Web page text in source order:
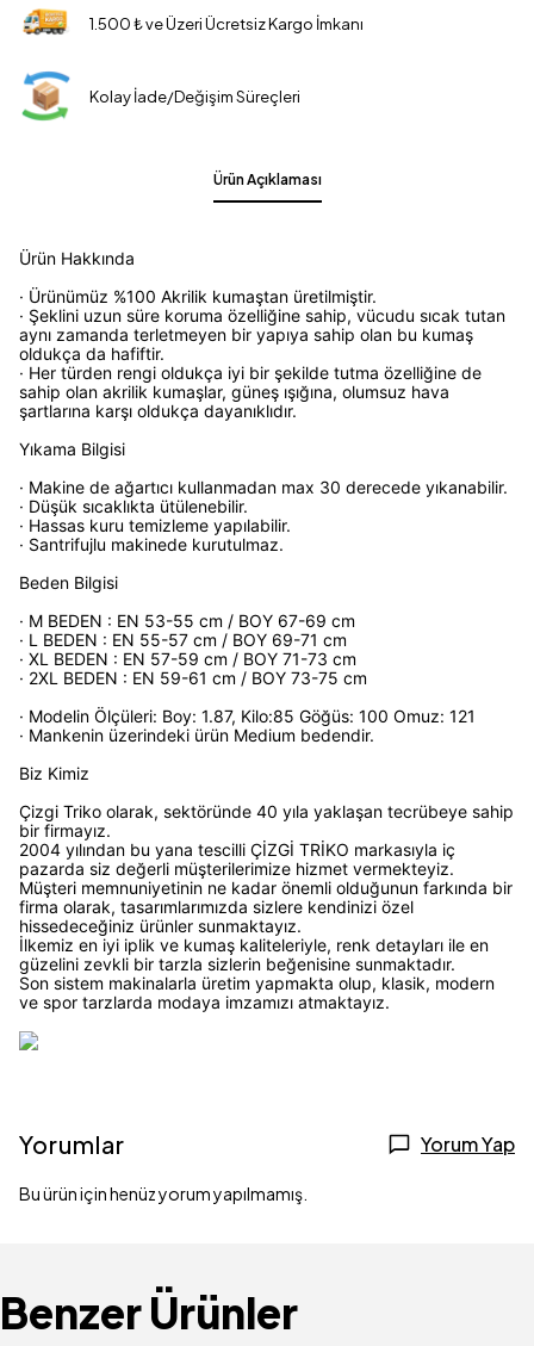
1.500 ₺ ve Üzeri Ücretsiz Kargo İmkanı
Kolay İade/Değişim Süreçleri
Ürün Açıklaması
Ürün Hakkında
· Ürünümüz %100 Akrilik kumaştan üretilmiştir.
· Şeklini uzun süre koruma özelliğine sahip, vücudu sıcak tutan
aynı zamanda terletmeyen bir yapıya sahip olan bu kumaş
oldukça da hafiftir.
· Her türden rengi oldukça iyi bir şekilde tutma özelliğine de
sahip olan akrilik kumaşlar, güneş ışığına, olumsuz hava
şartlarına karşı oldukça dayanıklıdır.
Yıkama Bilgisi
· Makine de ağartıcı kullanmadan max 30 derecede yıkanabilir.
· Düşük sıcaklıkta ütülenebilir.
· Hassas kuru temizleme yapılabilir.
· Santrifujlu makinede kurutulmaz.
Beden Bilgisi
· M BEDEN : EN 53-55 cm / BOY 67-69 cm
· L BEDEN : EN 55-57 cm / BOY 69-71 cm
· XL BEDEN : EN 57-59 cm / BOY 71-73 cm
· 2XL BEDEN : EN 59-61 cm / BOY 73-75 cm
· Modelin Ölçüleri: Boy: 1.87, Kilo:85 Göğüs: 100 Omuz: 121
· Mankenin üzerindeki ürün Medium bedendir.
Biz Kimiz
Çizgi Triko olarak, sektöründe 40 yıla yaklaşan tecrübeye sahip
bir firmayız.
2004 yılından bu yana tescilli ÇİZGİ TRİKO markasıyla iç
pazarda siz değerli müşterilerimize hizmet vermekteyiz.
Müşteri memnuniyetinin ne kadar önemli olduğunun farkında bir
firma olarak, tasarımlarımızda sizlere kendinizi özel
hissedeceğiniz ürünler sunmaktayız.
İlkemiz en iyi iplik ve kumaş kaliteleriyle, renk detayları ile en
güzelini zevkli bir tarzla sizlerin beğenisine sunmaktadır.
Son sistem makinalarla üretim yapmakta olup, klasik, modern
ve spor tarzlarda modaya imzamızı atmaktayız.
Yorumlar Yorum Yap
Bu ürün için henüz yorum yapılmamış.
Benzer Ürünler